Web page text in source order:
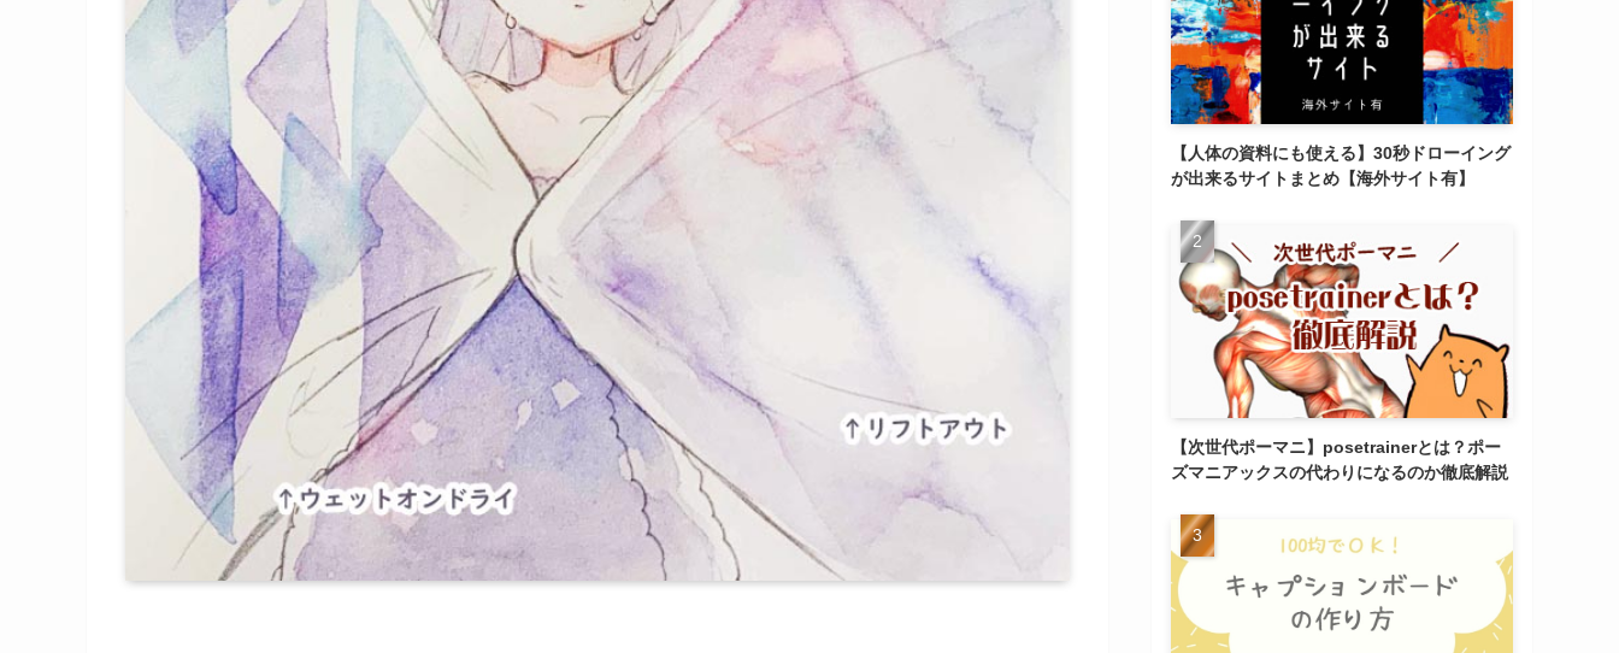
【人体の資料にも使える】30秒ドローイング
が出来るサイトまとめ【海外サイト有】
【次世代ポーマニ】posetrainerとは？ポー
ズマニアックスの代わりになるのか徹底解説